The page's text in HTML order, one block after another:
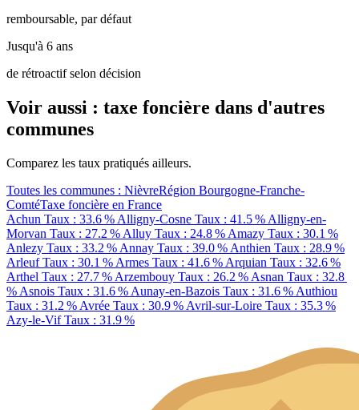
remboursable, par défaut
Jusqu'à 6 ans
de rétroactif selon décision
Voir aussi : taxe foncière dans d'autres
communes
Comparez les taux pratiqués ailleurs.
Toutes les communes : NièvreRégion Bourgogne-Franche-
ComtéTaxe foncière en France
Achun Taux : 33.6 % Alligny-Cosne Taux : 41.5 % Alligny-en-
Morvan Taux : 27.2 % Alluy Taux : 24.8 % Amazy Taux : 30.1 %
Anlezy Taux : 33.2 % Annay Taux : 39.0 % Anthien Taux : 28.9 %
ArleufTaux : 30.1 % Armes Taux : 41.6 % Arquian Taux : 32.6 %
Arthel Taux : 27.7 % Arzembouy Taux : 26.2 % Asnan Taux : 32.8
% Asnois Taux : 31.6 % Aunay-en-Bazois Taux : 31.6 % Authiou
Taux : 31.2 % Avrée Taux : 30.9 % Avril-sur-Loire Taux : 35.3 %
Azy-le-VifTaux : 31.9 %